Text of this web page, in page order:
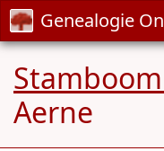
Genealogie
Aerne